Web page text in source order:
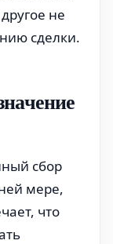
не
сделки.
сбор
мере,
что